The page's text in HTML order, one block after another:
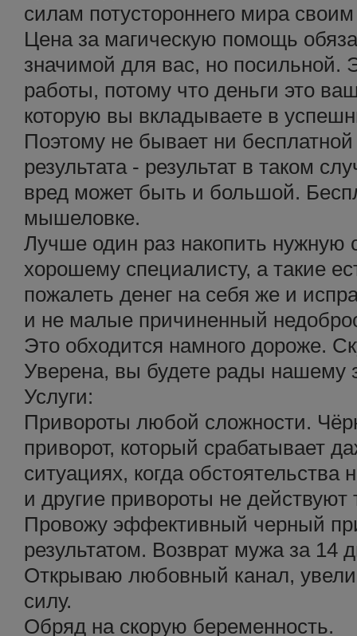
силам потустороннего мира
Цена за магическую помощь
значимой для вас, но посильной.
работы, потому что деньги это
которую вы вкладываете в
Поэтому не бывает ни
результата - результат в таком
вред может быть и большой.
мышеловке.
Лучше один раз накопить нужную
хорошему специалисту, а такие
пожалеть денег на себя же и
и не малые причиненный
Это обходится намного дороже.
Уверена, вы будете рады нашему
Услуги:
Привороты любой сложности.
приворот, который срабатывает
ситуациях, когда
и другие привороты не
Провожу эффективный черный
результатом. Возврат мужа за 14
Открываю любовный канал,
силу.
Обряд на скорую беременность.